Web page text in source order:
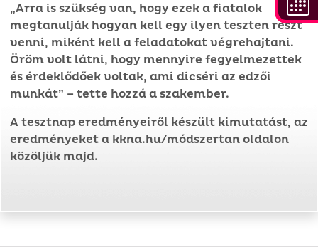
„Arra is szükség van, hogy ezek a fiatalok
megtanulják hogyan kell egy ilyen teszten részt
venni, miként kell a feladatokat végrehajtani.
Öröm volt látni, hogy mennyire fegyelmezettek
és érdeklődőek voltak, ami dicséri az edzői
munkát” – tette hozzá a szakember.
A tesztnap eredményeiről készült kimutatást, az
eredményeket a kkna.hu/módszertan oldalon
közöljük majd.